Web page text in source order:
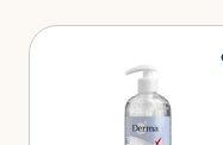
Produkter